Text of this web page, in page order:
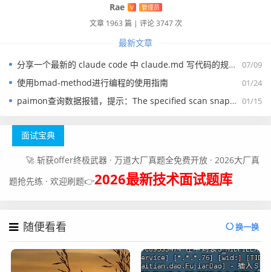
Rae V 管理员
文章 1963 篇 | 评论 3747 次
最新文章
07/09
分享一个最新的 claude code 中 claude.md 写代码的规约文件
01/24
使用bmad-method进行编程的使用指南
01/15
paimon查询数据报错，提示：The specified scan snapshotId 15845 is out of available snapshotId range [17875, 178
面试宝典
🚀 斩获offer终极武器 · 万道大厂真题全免费开放 · 2026大厂真
题抢先练 · 欢迎刷题👉2026最新技术面试题库
随便看看 换一换